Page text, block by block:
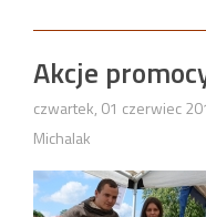
Akcje
czwartek, 01 czerwiec
Michalak